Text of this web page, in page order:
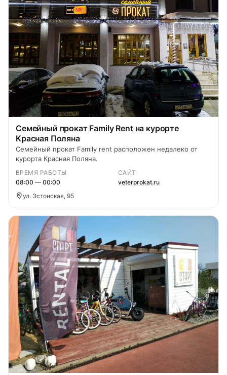
Семейный прокат Family Rent на курорте
Красная Поляна
Семейный прокат Family rent расположен недалеко от
курорта Красная Поляна.
ВРЕМЯ РАБОТЫ
08:00 — 00:00
САЙТ
veterprokat.ru
ул. Эстонская, 95